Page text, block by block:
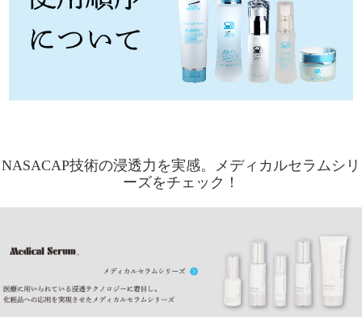
NASACAP技術の浸透力を実感。メディカルセラムシリ
ーズをチェック！